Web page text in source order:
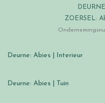
ZOERSEL:
Deurne: Abies | Interieur
Deurne: Abies | Tuin